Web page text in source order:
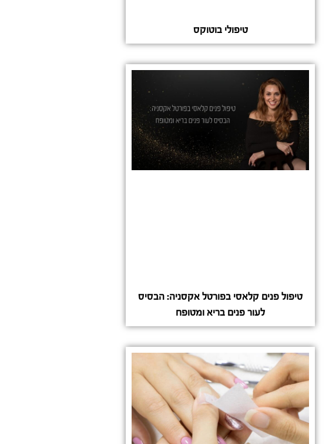
טיפולי בוטוקס
טיפול פנים קלאסי בפורטל אקסניה: הבסיס
לעור פנים בריא ומטופח